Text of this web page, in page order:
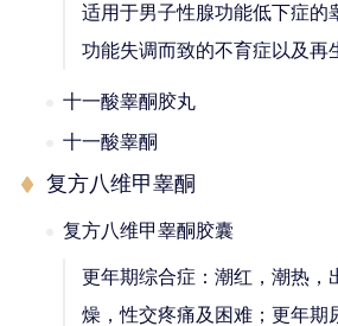
适用于男子性腺功能低下症的
功能失调而致的不育症以及再
十一酸睾酮胶丸
十一酸睾酮
复方八维甲睾酮
复方八维甲睾酮胶囊
更年期综合症：潮红，潮热，
燥，性交疼痛及困难；更年期